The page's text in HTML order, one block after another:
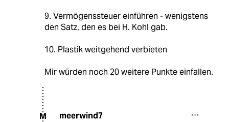
9. Vermögenssteuer einführen - wenigstens
den Satz, den es bei H. Kohl gab.
10. Plastik weitgehend verbieten
Mir würden noch 20 weitere Punkte einfallen.
M meerwind7